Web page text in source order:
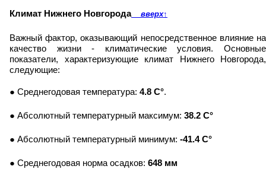
Климат Нижнего Новгородавверх↑
Важный фактор, оказывающий непосредственное влияние на
качество жизни - климатические условия. Основные
показатели, характеризующие климат Нижнего Новгорода,
следующие:
● Среднегодовая температура: 4.8 C°.
● Абсолютный температурный максимум: 38.2 C°
● Абсолютный температурный минимум: -41.4 C°
● Среднегодовая норма осадков: 648 мм